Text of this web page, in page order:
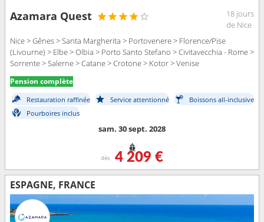
Azamara Quest
18 jours
de Nice
Nice > Gênes > Santa Margherita > Portovenere > Florence/Pise
(Livourne) > Elbe > Olbia > Porto Santo Stefano > Civitavecchia - Rome >
Sorrente > Salerne > Catane > Crotone > Kotor > Venise
Pension complète
Restauration raffinée Service attentionné
Boissons all-inclusive
Pourboires inclus
sam. 30 sept. 2028
dès 4 209 €
ESPAGNE, FRANCE